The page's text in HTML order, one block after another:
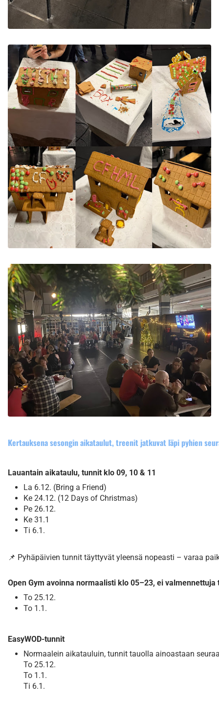
Kertauksena sesongin aikataulut, treenit jatkuvat läpi pyhien
Lauantain aikataulu, tunnit klo 09, 10 & 11
La 6.12. (Bring a Friend)
Ke 24.12. (12 Days of Christmas)
Pe 26.12.
Ke 31.1
Ti 6.1.
📌 Pyhäpäivien tunnit täyttyvät yleensä nopeasti – varaa
Open Gym avoinna normaalisti klo 05–23, ei valmennettuja
To 25.12.
To 1.1.
EasyWOD-tunnit
Normaalein aikatauluin, tunnit tauolla ainoastaan
To 25.12.
To 1.1.
Ti 6.1.